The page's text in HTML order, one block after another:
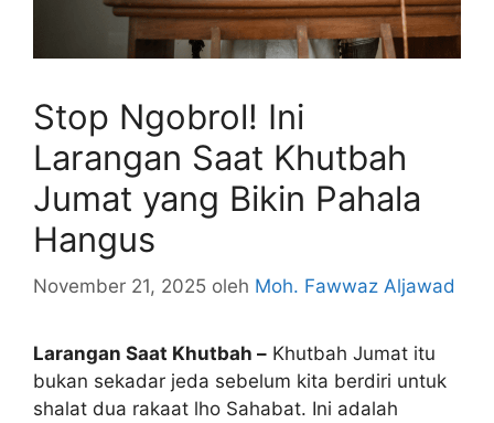
Stop Ngobrol! Ini
Larangan Saat Khutbah
Jumat yang Bikin Pahala
Hangus
November 21, 2025 oleh Moh. Fawwaz Aljawad
Larangan Saat Khutbah – Khutbah Jumat itu
bukan sekadar jeda sebelum kita berdiri untuk
shalat dua rakaat lho Sahabat. Ini adalah